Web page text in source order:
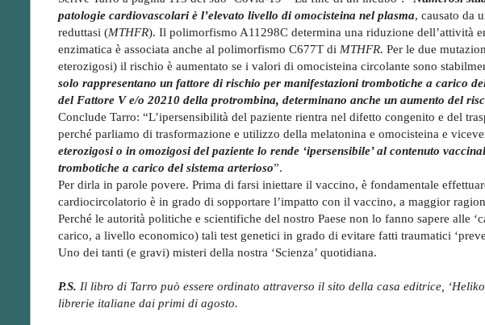
patologie cardiovascolari è l’elevato livello di omocisteina nel plasma, causato da
reduttasi (MTHFR). Il polimorfismo A11298C determina una riduzione dell’attività
enzimatica è associata anche al polimorfismo C677T di MTHFR. Per le due
eterozigosi) il rischio è aumentato se i valori di omocisteina circolante sono
solo rappresentano un fattore di rischio per manifestazioni trombotiche a carico
del Fattore V e/o 20210 della protrombina, determinano anche un aumento del
Conclude Tarro: “L’ipersensibilità del paziente rientra nel difetto congenito e del
perché parliamo di trasformazione e utilizzo della melatonina e omocisteina e
eterozigosi o in omozigosi del paziente lo rende ‘ipersensibile’ al contenuto
trombotiche a carico del sistema arterioso”.
Per dirla in parole povere. Prima di farsi iniettare il vaccino, è fondamentale
cardiocircolatorio è in grado di sopportare l’impatto con il vaccino, a maggior
Perché le autorità politiche e scientifiche del nostro Paese non lo fanno sapere alle
carico, a livello economico) tali test genetici in grado di evitare fatti traumatici
Uno dei tanti (e gravi) misteri della nostra ‘Scienza’ quotidiana.
P.S. Il libro di Tarro può essere ordinato attraverso il sito della casa editrice,
librerie italiane dai primi di agosto.